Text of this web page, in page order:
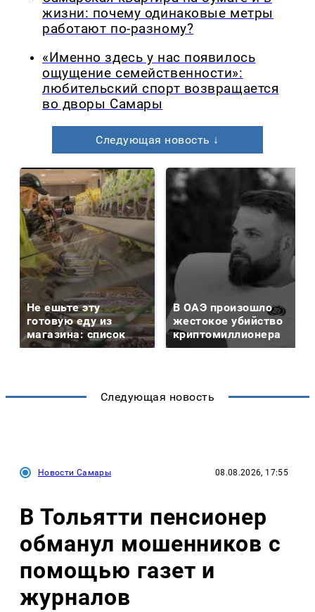
жизни: почему одинаковые метры
работают по-разному?
«Именно здесь у нас появилось
ощущение семейственности»:
любительский спорт возвращается
во дворы Самары
Следующая новость ↓
Не ешьте эту
готовую еду из
магазина: список
В ОАЭ произошло
жестокое убийство
криптомиллионера
Следующая новость
Новости Самары 08.08.2026, 17:55
В Тольятти пенсионер
обманул мошенников с
помощью газет и
журналов